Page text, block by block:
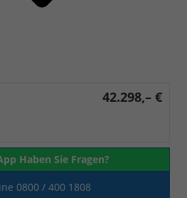
42.298,– €
Haben Sie Fragen?
0800 / 400 1808